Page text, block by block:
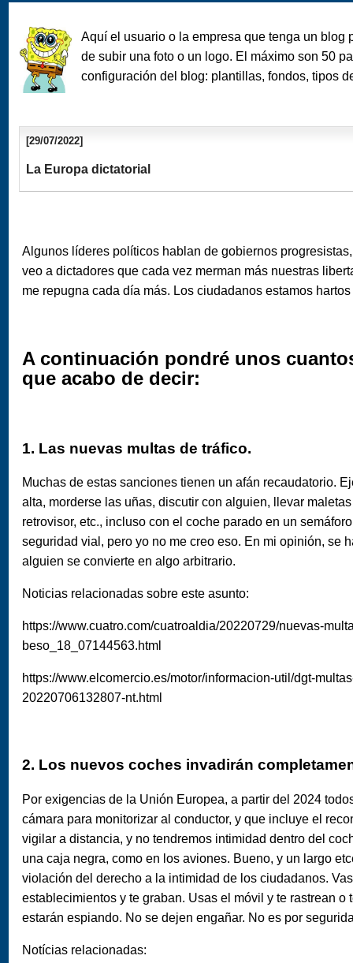
Aquí el usuario o la empresa que tenga un
de subir una foto o un logo. El máximo son 50
configuración del blog: plantillas, fondos, tipos
[29/07/2022]
La Europa dictatorial
Algunos líderes políticos hablan de gobiernos
veo a dictadores que cada vez merman más nuestras
me repugna cada día más. Los ciudadanos estamos
A continuación pondré unos
que acabo de decir:
1. Las nuevas multas de tráfico.
Muchas de estas sanciones tienen un afán recaudatorio.
alta, morderse las uñas, discutir con alguien, llevar
retrovisor, etc., incluso con el coche parado en un
seguridad vial, pero yo no me creo eso. En mi opinión, se
alguien se convierte en algo arbitrario.
Noticias relacionadas sobre este asunto:
https://www.cuatro.com/cuatroaldia/20220729/nuevas-
beso_18_07144563.html
https://www.elcomercio.es/motor/informacion-util/dgt-
20220706132807-nt.html
2. Los nuevos coches invadirán
Por exigencias de la Unión Europea, a partir del 2024
cámara para monitorizar al conductor, y que incluye el
vigilar a distancia, y no tendremos intimidad dentro del
una caja negra, como en los aviones. Bueno, y un largo
violación del derecho a la intimidad de los ciudadanos.
establecimientos y te graban. Usas el móvil y te rastrean
estarán espiando. No se dejen engañar. No es por
Notícias relacionadas: